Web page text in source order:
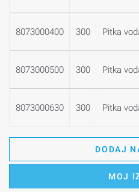
8073000400 300 Pitka
8073000500 300 Pitka
8073000630 300 Pitka
DODAJ
MOJ